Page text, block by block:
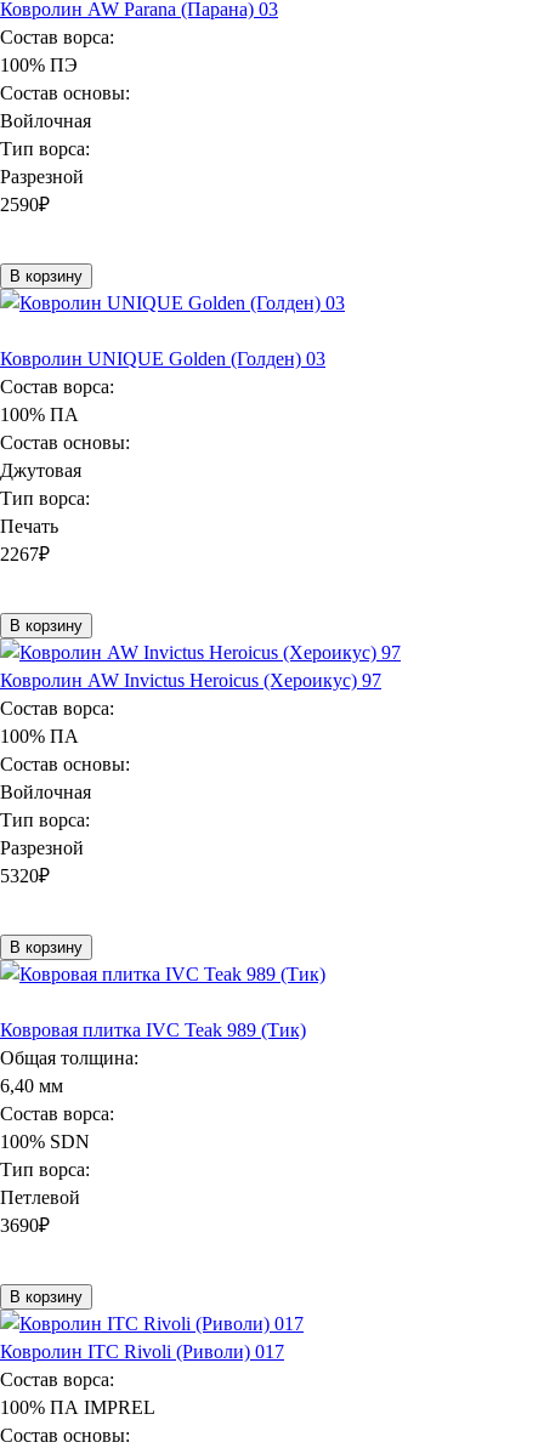
Ковролин AW Parana (Парана) 03
Состав ворса:
100% ПЭ
Состав основы:
Войлочная
Тип ворса:
Разрезной
2590₽
В корзину
Ковролин UNIQUE Golden (Голден) 03
Состав ворса:
100% ПА
Состав основы:
Джутовая
Тип ворса:
Печать
2267₽
В корзину
Ковролин AW Invictus Heroicus (Хероикус) 97
Состав ворса:
100% ПА
Состав основы:
Войлочная
Тип ворса:
Разрезной
5320₽
В корзину
Ковровая плитка IVC Teak 989 (Тик)
Общая толщина:
6,40 мм
Состав ворса:
100% SDN
Тип ворса:
Петлевой
3690₽
В корзину
Ковролин ITC Rivoli (Риволи) 017
Состав ворса:
100% ПА IMPREL
Состав основы: